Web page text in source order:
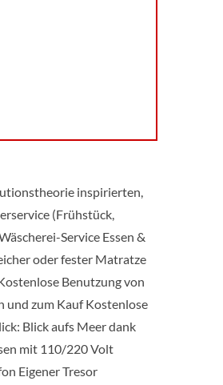
inspirierten,
(Frühstück,
Service Essen &
oder fester Matratze
Benutzung von
und zum Kauf Kostenlose
Blick aufs Meer dank
mit 110/220 Volt
Eigener Tresor